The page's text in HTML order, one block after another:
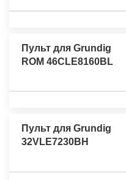
Пульт для Grundig
ROM 46CLE8160BL
Пульт для Grundig
32VLE7230BH